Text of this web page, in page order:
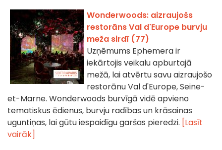
Wonderwoods: aizraujošs
restorāns Val d'Europe burvju
meža sirdī (77)
Uzņēmums Ephemera ir
iekārtojis veikalu apburtajā
mežā, lai atvērtu savu aizraujošo
restorānu Val d'Europe, Seine-
et-Marne. Wonderwoods burvīgā vidē apvieno
tematiskus ēdienus, burvju radības un krāsainas
uguntiņas, lai gūtu iespaidīgu garšas pieredzi. [Lasīt
vairāk]